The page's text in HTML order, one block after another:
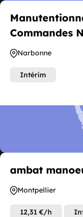
Commandes
Narbonne
Intérim
ambat
Montpellier
12,31 €/h